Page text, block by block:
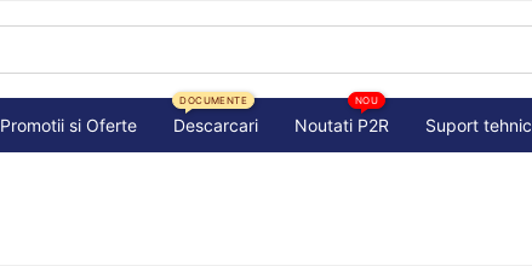
Promotii si Oferte Descarcari
DOCUMENTE
Noutati P2R
NOU
Suport tehnic